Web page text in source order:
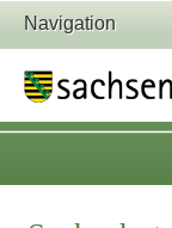
Navigation